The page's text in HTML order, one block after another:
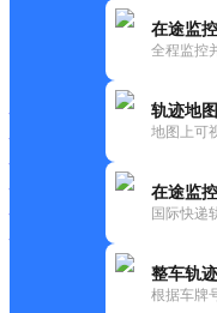
在途监
全程监控
轨迹地
地图上可
在途监
国际快递
整车轨
根据车牌